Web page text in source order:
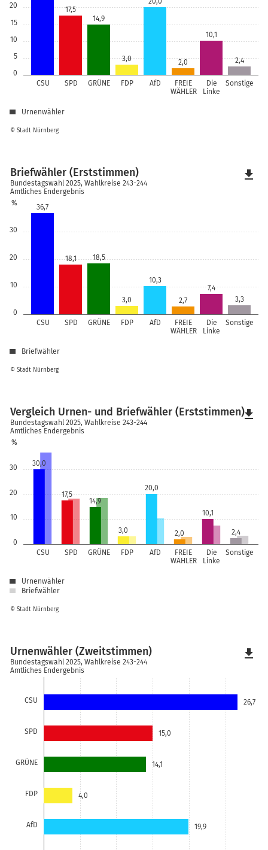
0
5
10
15
20
CSU SPD GRÜNE FDP AfD
FREIE
WÄHLER
Die
Linke
Sonstige
17,5
14,9
3,0 2,0
10,1
2,4
© Stadt Nürnberg
Urnenwähler
0
10
20
30
%
CSU SPD GRÜNE FDP AfD
FREIE
WÄHLER
Die
Linke
Sonstige
36,7
18,1 18,5
3,0
10,3
2,7
7,4
3,3
© Stadt Nürnberg
Briefwähler (Erststimmen)
Bundestagswahl 2025, Wahlkreise 243-244
Amtliches Endergebnis
Briefwähler
file_download
0
10
20
30
%
CSU SPD GRÜNE FDP AfD
FREIE
WÄHLER
Die
Linke
Sonstige
30,0
17,5
14,9
3,0
20,0
2,0
10,1
2,4
© Stadt Nürnberg
Vergleich Urnen- und Briefwähler (Erststimmen)
Bundestagswahl 2025, Wahlkreise 243-244
Amtliches Endergebnis
Urnenwähler
Briefwähler
file_download
CSU
SPD
GRÜNE
FDP
AfD
26,7
15,0
14,1
4,0
19,9
Urnenwähler (Zweitstimmen)
Bundestagswahl 2025, Wahlkreise 243-244
Amtliches Endergebnis
file_download